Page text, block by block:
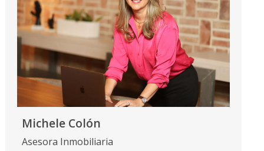
Michele Colón
Asesora Inmobiliaria